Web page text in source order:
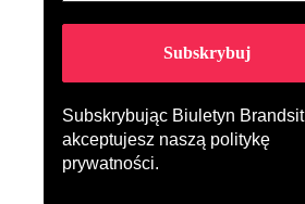
Subskrybując Biuletyn Brandsit
akceptujesz naszą politykę
prywatności.